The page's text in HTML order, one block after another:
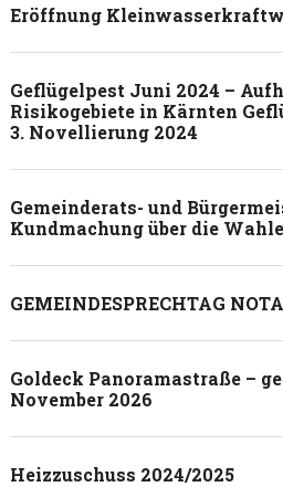
Eröffnung
Geflügelpest Juni 2024 –
Risikogebiete in Kärnten
3. Novellierung 2024
Gemeinderats- und
Kundmachung über die
GEMEINDESPRECHTAG
Goldeck Panoramastraße –
November 2026
Heizzuschuss 2024/2025